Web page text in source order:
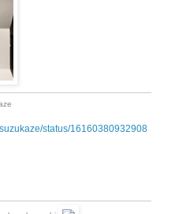
status/16160380932908